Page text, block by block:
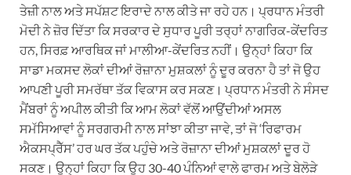
ਤੇਜ਼ੀ ਨਾਲ ਅਤੇ ਸਪੱਸ਼ਟ ਇਰਾਦੇ ਨਾਲ ਕੀਤੇ ਜਾ ਰਹੇ ਹਨ। ਪ੍ਰਧਾਨ ਮੰਤਰੀ
ਮੋਦੀ ਨੇ ਜ਼ੋਰ ਦਿੱਤਾ ਕਿ ਸਰਕਾਰ ਦੇ ਸੁਧਾਰ ਪੂਰੀ ਤਰ੍ਹਾਂ ਨਾਗਰਿਕ-ਕੇਂਦਰਿਤ
ਹਨ, ਸਿਰਫ਼ ਆਰਥਿਕ ਜਾਂ ਮਾਲੀਆ-ਕੇਂਦਰਿਤ ਨਹੀਂ। ਉਨ੍ਹਾਂ ਕਿਹਾ ਕਿ
ਸਾਡਾ ਮਕਸਦ ਲੋਕਾਂ ਦੀਆਂ ਰੋਜ਼ਾਨਾ ਮੁਸ਼ਕਲਾਂ ਨੂੰ ਦੂਰ ਕਰਨਾ ਹੈ ਤਾਂ ਜੋ ਉਹ
ਆਪਣੀ ਪੂਰੀ ਸਮਰੱਥਾ ਤੱਕ ਵਿਕਾਸ ਕਰ ਸਕਣ। ਪ੍ਰਧਾਨ ਮੰਤਰੀ ਨੇ ਸੰਸਦ
ਮੈਂਬਰਾਂ ਨੂੰ ਅਪੀਲ ਕੀਤੀ ਕਿ ਆਮ ਲੋਕਾਂ ਵੱਲੋਂ ਆਉਂਦੀਆਂ ਅਸਲ
ਸਮੱਸਿਆਵਾਂ ਨੂੰ ਸਰਗਰਮੀ ਨਾਲ ਸਾਂਝਾ ਕੀਤਾ ਜਾਵੇ, ਤਾਂ ਜੋ ‘ਰਿਫਾਰਮ
ਐਕਸਪ੍ਰੈੱਸ’ ਹਰ ਘਰ ਤੱਕ ਪਹੁੰਚੇ ਅਤੇ ਰੋਜ਼ਾਨਾ ਦੀਆਂ ਮੁਸ਼ਕਲਾਂ ਦੂਰ ਹੋ
ਸਕਣ। ਉਨ੍ਹਾਂ ਕਿਹਾ ਕਿ ਉਹ 30-40 ਪੰਨਿਆਂ ਵਾਲੇ ਫਾਰਮ ਅਤੇ ਬੇਲੋੜੇ